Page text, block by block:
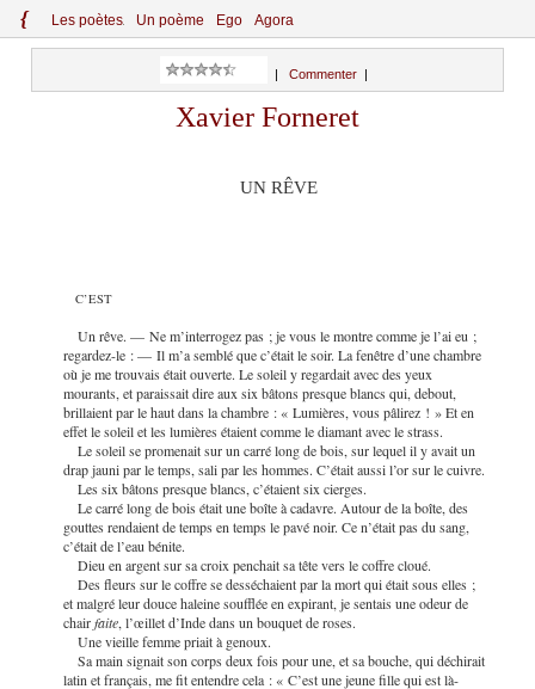
{ Les poètes Un poème Ego Agora
Commenter
Xavier Forneret
UN RÊVE
C’EST
Un rêve. — Ne m’interrogez pas ; je vous le montre comme je l’ai eu ;
regardez-le : — Il m’a semblé que c’était le soir. La fenêtre d’une chambre
où je me trouvais était ouverte. Le soleil y regardait avec des yeux
mourants, et paraissait dire aux six bâtons presque blancs qui, debout,
brillaient par le haut dans la chambre : « Lumières, vous pâlirez ! » Et en
effet le soleil et les lumières étaient comme le diamant avec le strass.
Le soleil se promenait sur un carré long de bois, sur lequel il y avait un
drap jauni par le temps, sali par les hommes. C’était aussi l’or sur le cuivre.
Les six bâtons presque blancs, c’étaient six cierges.
Le carré long de bois était une boîte à cadavre. Autour de la boîte, des
gouttes rendaient de temps en temps le pavé noir. Ce n’était pas du sang,
c’était de l’eau bénite.
Dieu en argent sur sa croix penchait sa tête vers le coffre cloué.
Des fleurs sur le coffre se desséchaient par la mort qui était sous elles ;
et malgré leur douce haleine soufflée en expirant, je sentais une odeur de
chairfaite, l’œillet d’Inde dans un bouquet de roses.
Une vieille femme priait à genoux.
Sa main signait son corps deux fois pour une, et sa bouche, qui déchirait
latin et français, me fit entendre cela : « C’est une jeune fille qui est là-